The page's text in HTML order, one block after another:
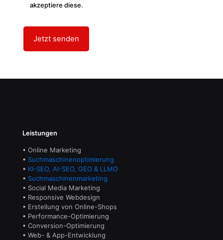
akzeptiere diese.
Leistungen
• Online Marketing
• Suchmaschinenoptimierung
• KI-SEO, AI-SEO, GEO & LLMO
• Suchmaschinenmarketing
• Social Media Marketing
• Responsive Webdesign
• Erstellung von Online-Shops
• Performance-Optimierung
• Conversion-Optimierung
• Web- & App-Entwicklung